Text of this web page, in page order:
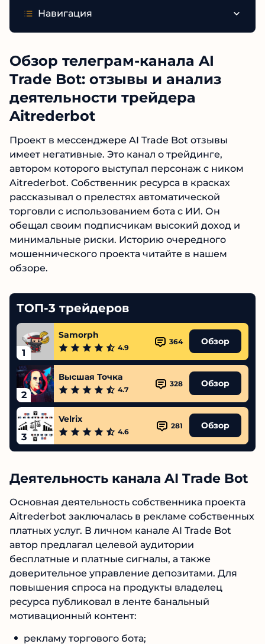
Навигация
Обзор телеграм-канала AI
Trade Bot: отзывы и анализ
деятельности трейдера
Aitrederbot
Проект в мессенджере AI Trade Bot отзывы
имеет негативные. Это канал о трейдинге,
автором которого выступал персонаж с ником
Aitrederbot. Собственник ресурса в красках
рассказывал о прелестях автоматической
торговли с использованием бота с ИИ. Он
обещал своим подписчикам высокий доход и
минимальные риски. Историю очередного
мошеннического проекта читайте в нашем
обзоре.
ТОП-3 трейдеров
1
Samorph
4.9
364 Обзор
2
Высшая Точка
4.7
328 Обзор
3
Velrix
4.6
281 Обзор
Деятельность канала AI Trade
Bot
Основная деятельность собственника проекта
Aitrederbot заключалась в рекламе
собственных платных услуг. В личном канале
AI Trade Bot автор предлагал целевой
аудитории бесплатные и платные сигналы, а
также доверительное управление
депозитами. Для повышения спроса на
продукты владелец ресурса публиковал в
ленте банальный мотивационный контент: